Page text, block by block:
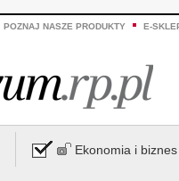
POZNAJ NASZE PRODUKTY E-
Ekonomia i biznes